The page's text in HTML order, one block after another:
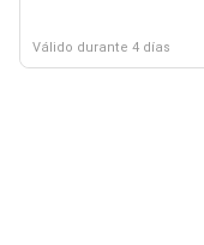
Válido durante 4 días